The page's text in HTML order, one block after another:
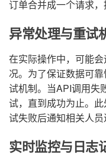
订单合并成一个请求，
异常处理与重试
在实际操作中，可能
况。为了保证数据可
试机制。当API调用失
试，直到成功为止。
试失败后通知相关人员
实时监控与日志